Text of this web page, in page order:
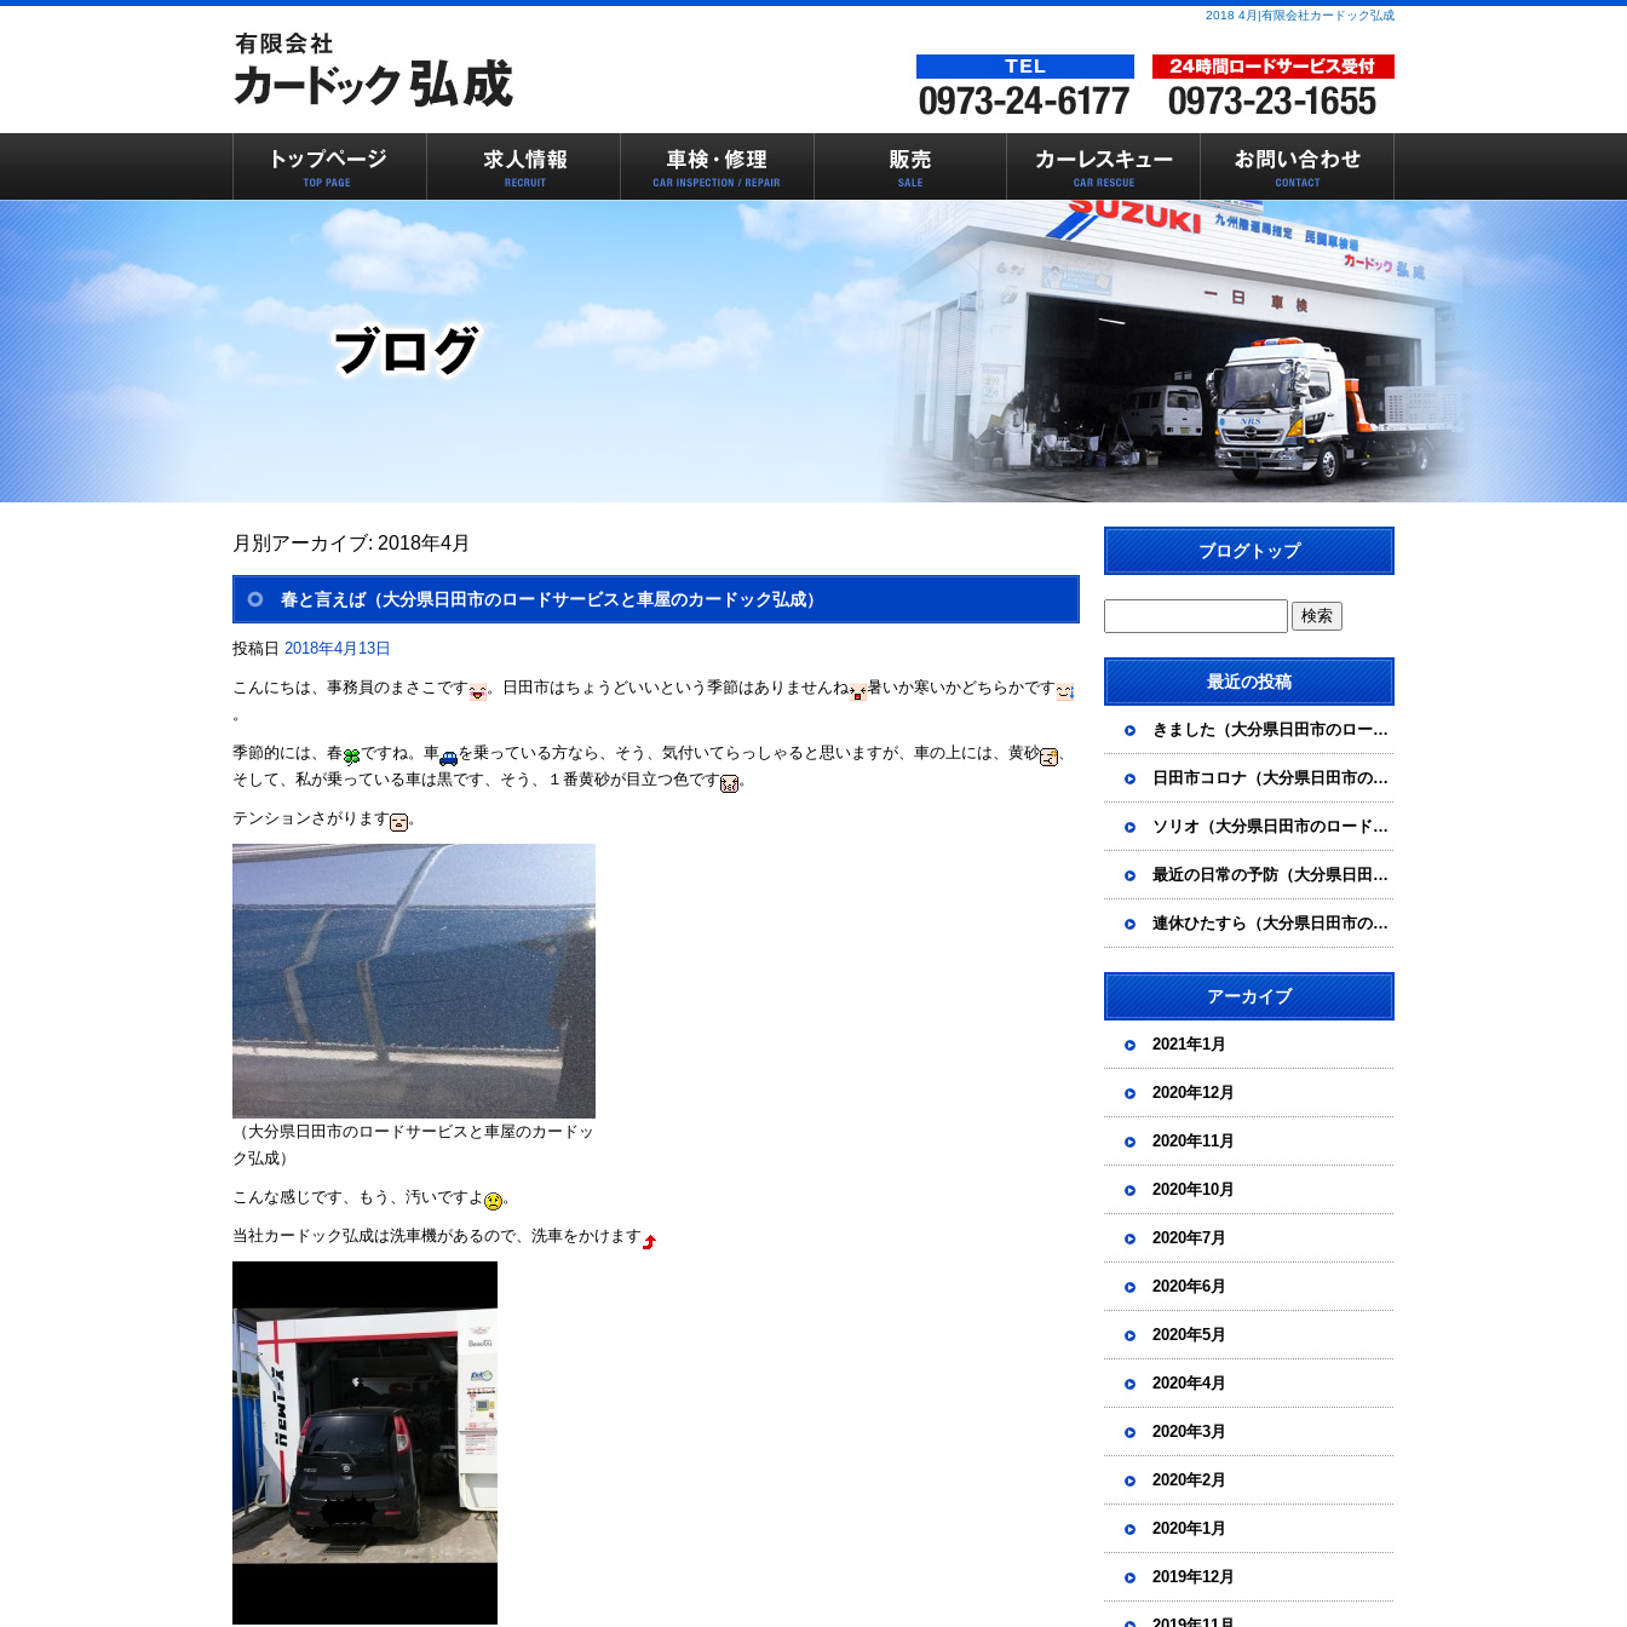
2018 4月|有限会社カードック弘成
月別アーカイブ: 2018年4月
春と言えば（大分県日田市のロードサービスと車屋のカードック弘成）
投稿日 2018年4月13日
こんにちは、事務員のまさこです 。日田市はちょうどいいという季節はありませんね
暑いか寒いかどちらかです
。
季節的には、春 ですね。車 を乗っている方なら、そう、気付いてらっしゃると思いますが、車の上には、 黄砂
、
そして、私が乗っている車は黒です、そう、１番黄砂が目立つ色です
。
テンションさがります 。
（大分県日田市のロードサービスと車屋のカードッ
ク弘成）
こんな感じです、もう、汚いですよ 。
当社カードック弘成は洗車機があるので、洗車をかけます
ブログトップ
最近の投稿
きました（大分県日田市のロードサービスと車屋のカードック弘成）
日田市コロナ（大分県日田市のロードサービスと車屋のカードック弘成）
ソリオ（大分県日田市のロードサービスと車屋のカードック弘成）
最近の日常の予防（大分県日田市のロードサービスと車屋のカードック弘成）
連休ひたすら（大分県日田市のロードサービスと車屋のカードック弘成）
アーカイブ
2021年1月
2020年12月
2020年11月
2020年10月
2020年7月
2020年6月
2020年5月
2020年4月
2020年3月
2020年2月
2020年1月
2019年12月